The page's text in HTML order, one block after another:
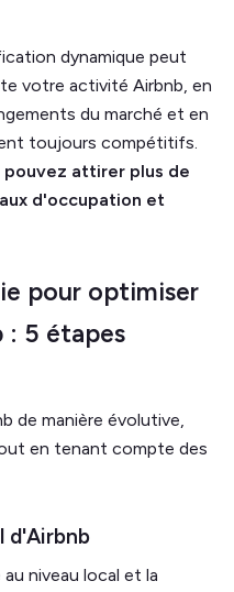
dynamique peut
votre activité Airbnb, en
du marché et en
toujours compétitifs.
pouvez attirer plus de
d'occupation et
pour optimiser
5 étapes
de manière évolutive,
en tenant compte des
d'Airbnb
niveau local et la